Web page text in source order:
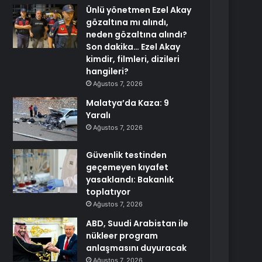
Ünlü yönetmen Ezel Akay
gözaltına mı alındı,
neden gözaltına alındı?
Son dakika… Ezel Akay
kimdir, filmleri, dizileri
hangileri?
Ağustos 7, 2026
Malatya’da Kaza: 9
Yaralı
Ağustos 7, 2026
Güvenlik testinden
geçemeyen kıyafet
yasaklandı: Bakanlık
toplatıyor
Ağustos 7, 2026
ABD, Suudi Arabistan ile
nükleer program
anlaşmasını duyuracak
Ağustos 7, 2026